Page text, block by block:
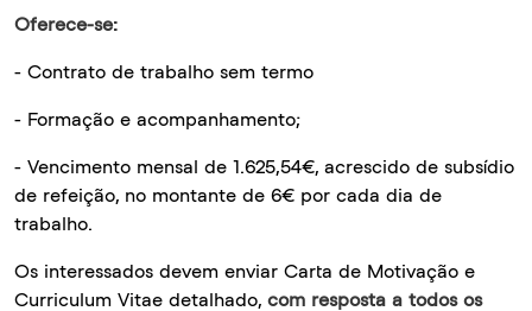
Oferece-se:
- Contrato de trabalho sem termo
- Formação e acompanhamento;
- Vencimento mensal de 1.625,54€, acrescido de subsídio
de refeição, no montante de 6€ por cada dia de
trabalho.
Os interessados devem enviar Carta de Motivação e
Curriculum Vitae detalhado, com resposta a todos os